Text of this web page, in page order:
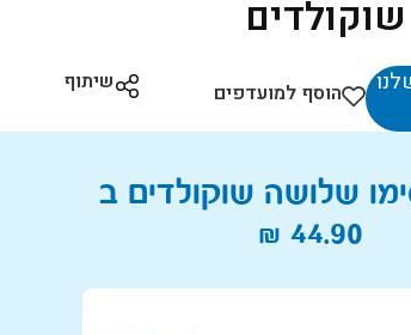
הוסף למועדפים שיתוף
₪ 44.90